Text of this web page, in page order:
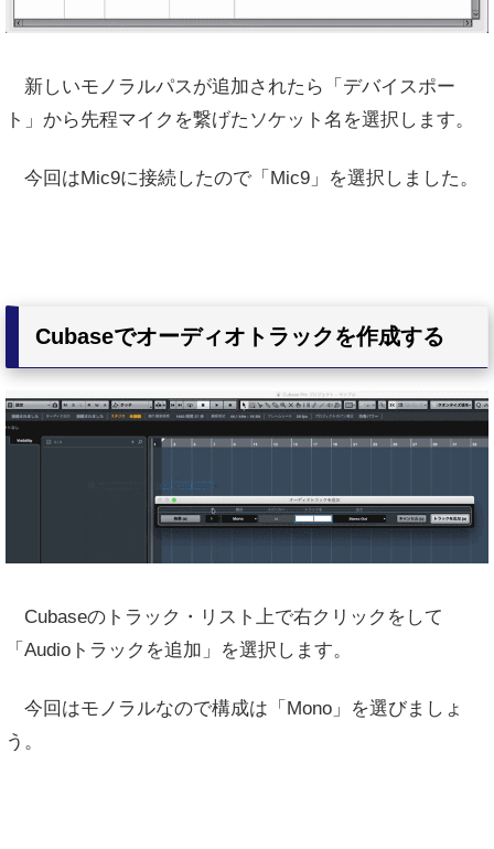
新しいモノラルパスが追加されたら「デバイスポー
ト」から先程マイクを繋げたソケット名を選択します。
今回はMic9に接続したので「Mic9」を選択しました。
Cubaseでオーディオトラックを作成する
Cubaseのトラック・リスト上で右クリックをして
「Audioトラックを追加」を選択します。
今回はモノラルなので構成は「Mono」を選びましょ
う。